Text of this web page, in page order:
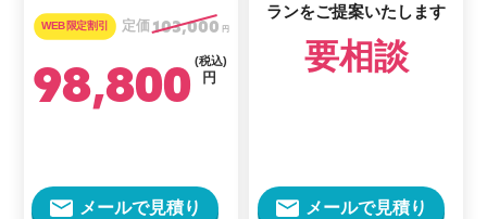
定価103,000 円
98,800 円
(税込)
メールで見積り
ランをご提案いたします
要相談
メールで見積り